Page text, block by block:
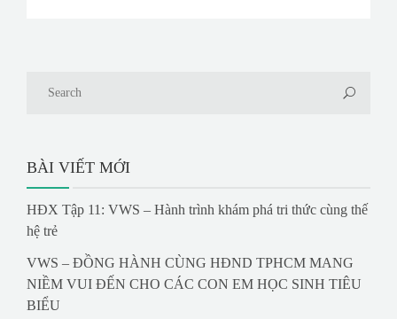
BÀI VIẾT MỚI
HĐX Tập 11: VWS – Hành trình khám phá tri thức cùng thế
hệ trẻ
VWS – ĐỒNG HÀNH CÙNG HĐND TPHCM MANG
NIỀM VUI ĐẾN CHO CÁC CON EM HỌC SINH TIÊU
BIỂU